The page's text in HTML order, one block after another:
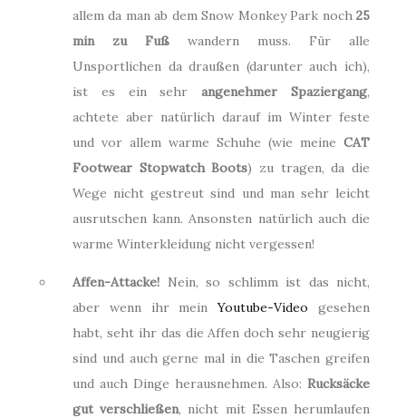
allem da man ab dem Snow Monkey Park noch 25
min zu Fuß wandern muss. Für alle
Unsportlichen da draußen (darunter auch ich),
ist es ein sehrangenehmer Spaziergang,
achtete aber natürlich darauf im Winter feste
und vor allem warme Schuhe (wie meine CAT
Footwear Stopwatch Boots) zu tragen, da die
Wege nicht gestreut sind und man sehr leicht
ausrutschen kann. Ansonsten natürlich auch die
warme Winterkleidung nicht vergessen!
Affen-Attacke! Nein, so schlimm ist das nicht,
aber wenn ihr meinYoutube-Video gesehen
habt, seht ihr das die Affen doch sehr neugierig
sind und auch gerne mal in die Taschen greifen
und auch Dinge herausnehmen. Also: Rucksäcke
gut verschließen, nicht mit Essen herumlaufen